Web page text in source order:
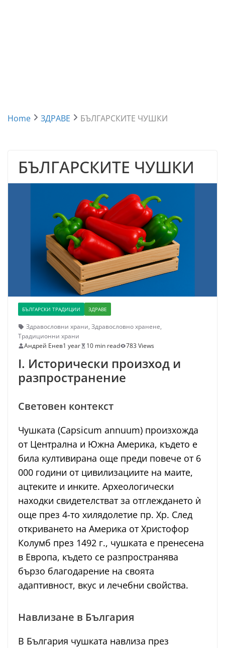
Home ЗДРАВЕ БЪЛГАРСКИТЕ ЧУШКИ
БЪЛГАРСКИТЕ ЧУШКИ
БЪЛГАРСКИ ТРАДИЦИИ ЗДРАВЕ
Здравословни храни, Здравословно хранене,
Традиционни храни
Андрей Енев1 year 10 min read 783 Views
I. Исторически произход и
разпространение
Световен контекст
Чушката (Capsicum annuum) произхожда
от Централна и Южна Америка, където е
била култивирана още преди повече от 6
000 години от цивилизациите на маите,
ацтеките и инките. Археологически
находки свидетелстват за отглеждането ѝ
още през 4-то хилядолетие пр. Хр. След
откриването на Америка от Христофор
Колумб през 1492 г., чушката е пренесена
в Европа, където се разпространява
бързо благодарение на своята
адаптивност, вкус и лечебни свойства.
Навлизане в България
В България чушката навлиза през